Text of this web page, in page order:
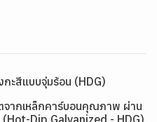
กะสีแบบจุ่มร้อน (HDG)
จากเหล็กคาร์บอนคุณภาพ ผ่าน
Dip Galvanized - HDG)